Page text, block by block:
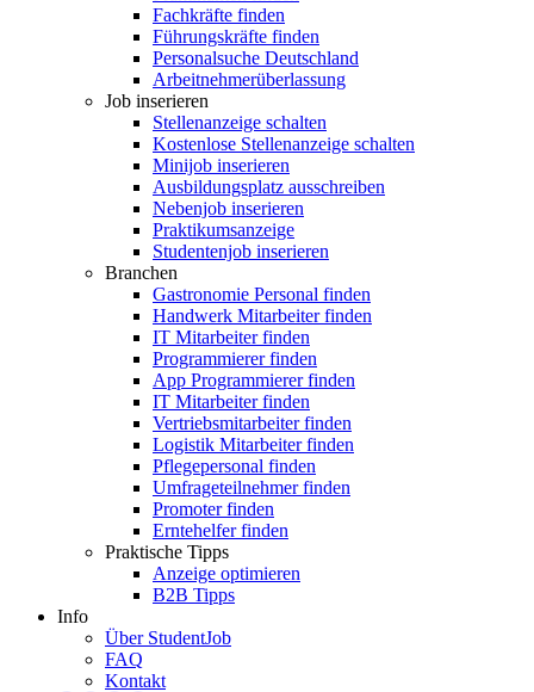
Fachkräfte finden
Führungskräfte finden
Personalsuche Deutschland
Arbeitnehmerüberlassung
Job inserieren
Stellenanzeige schalten
Kostenlose Stellenanzeige schalten
Minijob inserieren
Ausbildungsplatz ausschreiben
Nebenjob inserieren
Praktikumsanzeige
Studentenjob inserieren
Branchen
Gastronomie Personal finden
Handwerk Mitarbeiter finden
IT Mitarbeiter finden
Programmierer finden
App Programmierer finden
IT Mitarbeiter finden
Vertriebsmitarbeiter finden
Logistik Mitarbeiter finden
Pflegepersonal finden
Umfrageteilnehmer finden
Promoter finden
Erntehelfer finden
Praktische Tipps
Anzeige optimieren
B2B Tipps
Info
Über StudentJob
FAQ
Kontakt